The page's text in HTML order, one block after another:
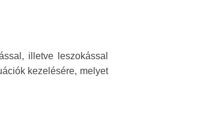
illetve leszokással
kezelésére, melyet